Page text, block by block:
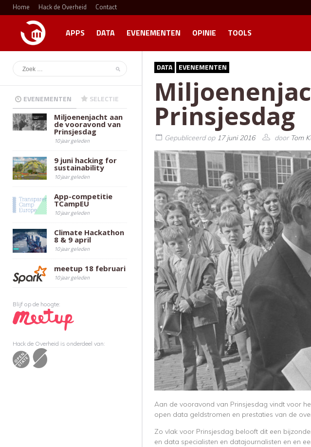
Home Hack de Overheid Contact
APPS DATA EVENEMENTEN OPINIE TOOLS
EVENEMENTEN SELECTIE
Miljoenenjacht aan
de vooravond van
Prinsjesdag
10 jaar geleden
9 juni hacking for
sustainability
10 jaar geleden
App-competitie
TCampEU
10 jaar geleden
Climate Hackathon
8 & 9 april
10 jaar geleden
meetup 18 februari
10 jaar geleden
Blijf op de hoogte:
Hack de Overheid is onderdeel van:
DATA EVENEMENTEN
Prinsjesdag
Gepubliceerd op 17 juni 2016 door Tom
Aan de vooravond van Prinsjesdag vindt voor
open data geldstromen en prestaties van de
Zo vlak voor Prinsjesdag belooft dit een
en data specialisten en datajournalisten en en